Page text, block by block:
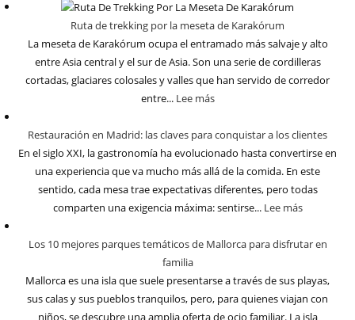
Ruta de trekking por la meseta de Karakórum
La meseta de Karakórum ocupa el entramado más salvaje y alto
entre Asia central y el sur de Asia. Son una serie de cordilleras
cortadas, glaciares colosales y valles que han servido de corredor
entre... Lee más
Restauración en Madrid: las claves para conquistar a los clientes
En el siglo XXI, la gastronomía ha evolucionado hasta convertirse en
una experiencia que va mucho más allá de la comida. En este
sentido, cada mesa trae expectativas diferentes, pero todas
comparten una exigencia máxima: sentirse... Lee más
Los 10 mejores parques temáticos de Mallorca para disfrutar en
familia
Mallorca es una isla que suele presentarse a través de sus playas,
sus calas y sus pueblos tranquilos, pero, para quienes viajan con
niños, se descubre una amplia oferta de ocio familiar. La isla